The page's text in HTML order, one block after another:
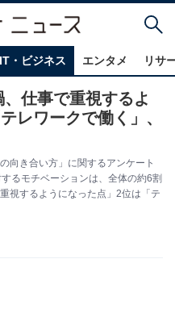
IT・ビジネス エンタメ リサ
仕事で重視するよ
レワークで働く」、
向き合い方」に関するアンケート
るモチベーションは、全体の約6割
視するようになった点」2位は「テ